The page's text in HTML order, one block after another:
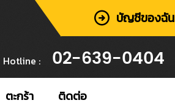
บัญชีของฉัน
Hotline : 02-639-0404
ตะกร้า ติดต่อ